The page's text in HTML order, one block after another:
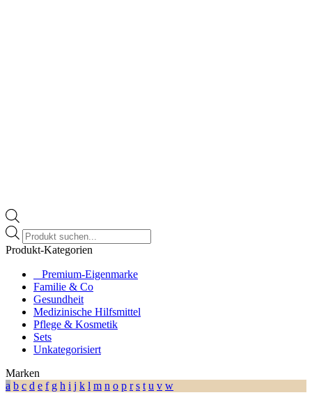
Products
search
Produkt-Kategorien
⠀​Premium-Eigenmarke
Familie & Co
Gesundheit
Medizinische Hilfsmittel
Pflege & Kosmetik
Sets
Unkategorisiert
Marken
a b c d e f g h i j k l m n o p r s t u v w